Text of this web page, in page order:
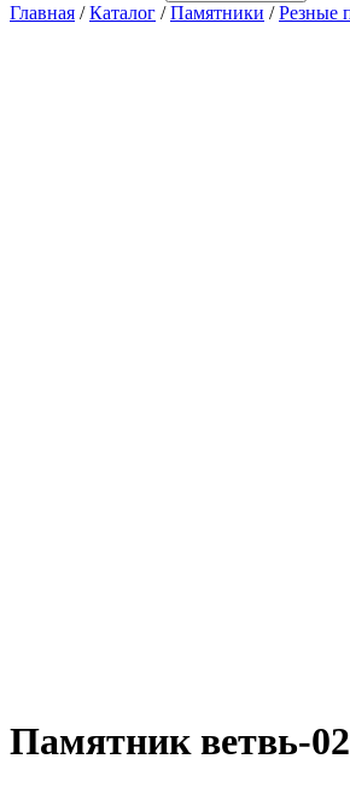
Главная /Каталог /Памятники /Резные
Памятник ветвь-